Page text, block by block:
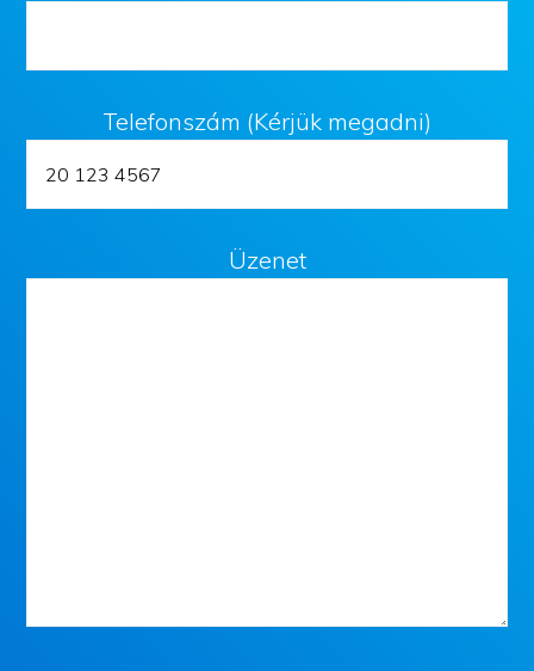
Telefonszám (Kérjük megadni)
Üzenet